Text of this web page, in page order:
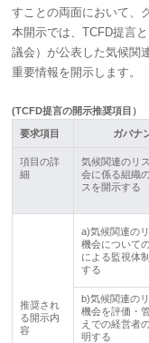
すことの両面において、
本開示では、TCFD提言
議会）が公表した気候関
重要情報を開示します。
(TCFD提言の開示推奨項目）
要求項目 ガバナ
項目の詳
細
気候関連のリ
会に係る組織
スを開示する
推奨され
る開示内
容
a)気候関連の
機会について
による監視体
する
b)気候関連の
機会を評価・
えでの経営者
明する